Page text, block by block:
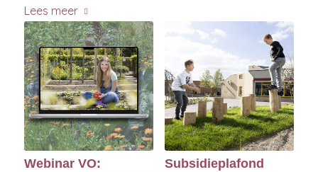
Lees meer
Webinar VO:
Subsidieplafond